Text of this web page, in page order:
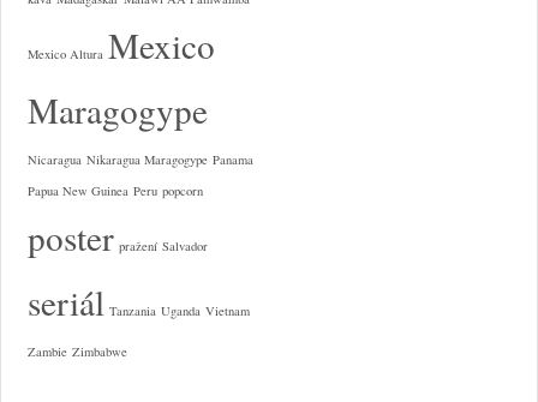
Mexico Altura Mexico
Maragogype
Nicaragua Nikaragua Maragogype Panama
Papua New Guinea Peru popcorn
poster pražení Salvador
seriál Tanzania Uganda Vietnam
Zambie Zimbabwe